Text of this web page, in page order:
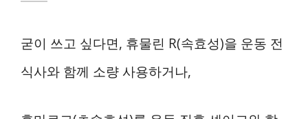
굳이 쓰고 싶다면, 휴물린 R(속효성)을 운동 전
식사와 함께 소량 사용하거나,